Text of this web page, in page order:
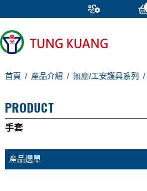
首頁 產品介紹 無塵/工安護具系列
PRODUCT
手套
產品選單